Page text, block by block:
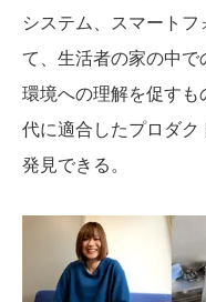
システム、スマート
て、生活者の家の中
環境への理解を促す
代に適合したプロダ
発見できる。